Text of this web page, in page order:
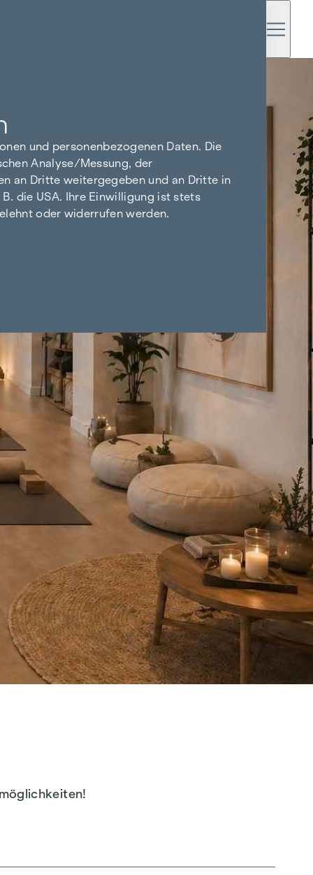
und personenbezogenen Daten. Die
Analyse/Messung, der
an Dritte weitergegeben und an Dritte in
die USA. Ihre Einwilligung ist stets
oder widerrufen werden.